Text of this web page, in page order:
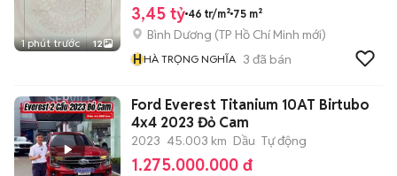
1 phút trước 12
3,45 tỷ 46 tr/m² 75 m²
Bình Dương (TP Hồ Chí Minh mới)
HHÀ TRỌNG NGHĨA 3 đã bán
Ford Everest Titanium 10AT Birtubo
4x4 2023 Đỏ Cam
2023 45.003 km Dầu Tự động
1.275.000.000 đ